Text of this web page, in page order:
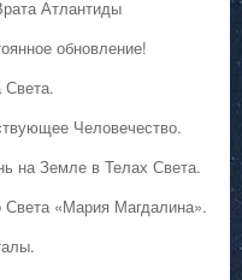
Атлантиды
обновление!
Света.
Человечество.
на Земле в Телах Света.
«Мария Магдалина».